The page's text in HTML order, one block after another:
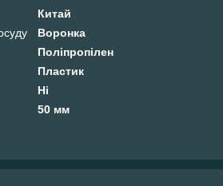
Китай
Воронка
Поліпропілен
Пластик
Ні
50 мм